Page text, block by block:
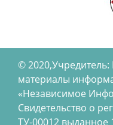
©
материалы
«Независимое
Свидетельство о
ТУ-00012 выданное